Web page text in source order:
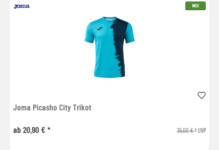
NEU
Joma Picasho City Trikot
ab 20,90 € * 35,00 € *UVP